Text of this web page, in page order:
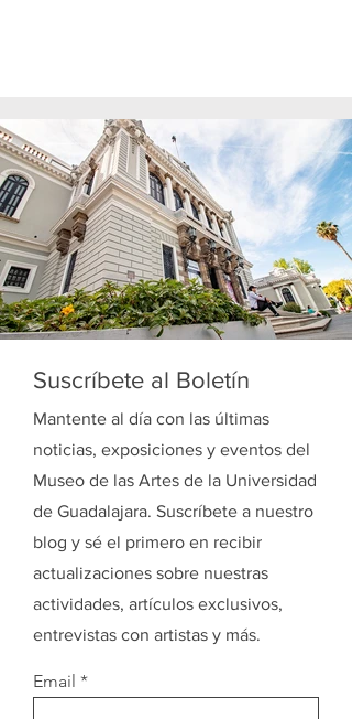
Suscríbete al Boletín
Mantente al día con las últimas
noticias, exposiciones y eventos del
Museo de las Artes de la Universidad
de Guadalajara. Suscríbete a nuestro
blog y sé el primero en recibir
actualizaciones sobre nuestras
actividades, artículos exclusivos,
entrevistas con artistas y más.
Email